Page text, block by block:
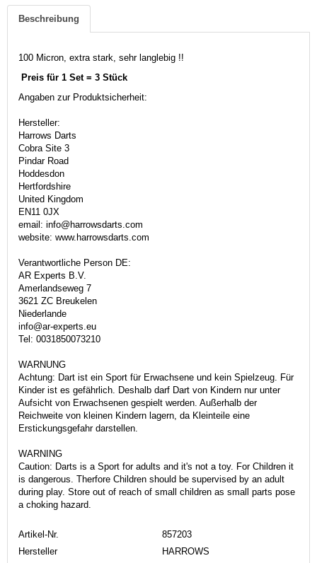
Beschreibung
100 Micron, extra stark, sehr langlebig !!
Preis für 1 Set = 3 Stück
Angaben zur Produktsicherheit:
Hersteller:
Harrows Darts
Cobra Site 3
Pindar Road
Hoddesdon
Hertfordshire
United Kingdom
EN11 0JX
email: info@harrowsdarts.com
website: www.harrowsdarts.com
Verantwortliche Person DE:
AR Experts B.V.
Amerlandseweg 7
3621 ZC Breukelen
Niederlande
info@ar-experts.eu
Tel: 0031850073210
WARNUNG
Achtung: Dart ist ein Sport für Erwachsene und kein Spielzeug. Für
Kinder ist es gefährlich. Deshalb darf Dart von Kindern nur unter
Aufsicht von Erwachsenen gespielt werden. Außerhalb der
Reichweite von kleinen Kindern lagern, da Kleinteile eine
Erstickungsgefahr darstellen.
WARNING
Caution: Darts is a Sport for adults and it's not a toy. For Children it
is dangerous. Therfore Children should be supervised by an adult
during play. Store out of reach of small children as small parts pose
a choking hazard.
Artikel-Nr.
857203
Hersteller
HARROWS